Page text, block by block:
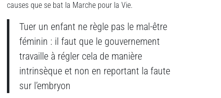
causes que se bat la Marche pour la Vie.
Tuer un enfant ne règle pas le mal-être
féminin : il faut que le gouvernement
travaille à régler cela de manière
intrinsèque et non en reportant la faute
sur l’embryon